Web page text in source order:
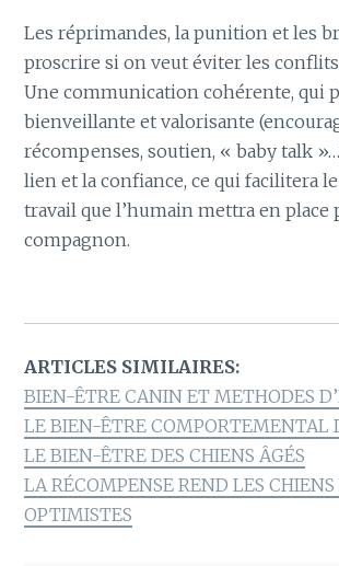
Les réprimandes, la punition et les
proscrire si on veut éviter les
Une communication cohérente, qui
bienveillante et valorisante
récompenses, soutien, « baby talk
lien et la confiance, ce qui facilitera
travail que l’humain mettra en place
compagnon.
ARTICLES SIMILAIRES:
BIEN-ÊTRE CANIN ET METHODES
LE BIEN-ÊTRE COMPORTEMENTAL
LE BIEN-ÊTRE DES CHIENS ÂGÉS
LA RÉCOMPENSE REND LES CHIENS
OPTIMISTES